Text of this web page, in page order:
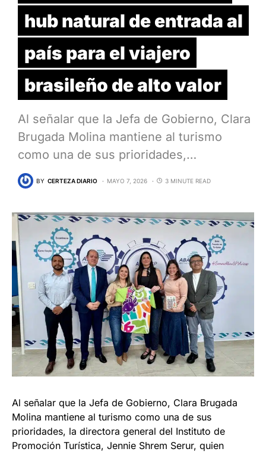
hub natural de entrada al
país para el viajero
brasileño de alto valor
Al señalar que la Jefa de Gobierno, Clara
Brugada Molina mantiene al turismo
como una de sus prioridades,…
BY CERTEZA DIARIO MAYO 7, 2026 3 MINUTE READ
Al señalar que la Jefa de Gobierno, Clara Brugada
Molina mantiene al turismo como una de sus
prioridades, la directora general del Instituto de
Promoción Turística, Jennie Shrem Serur, quien